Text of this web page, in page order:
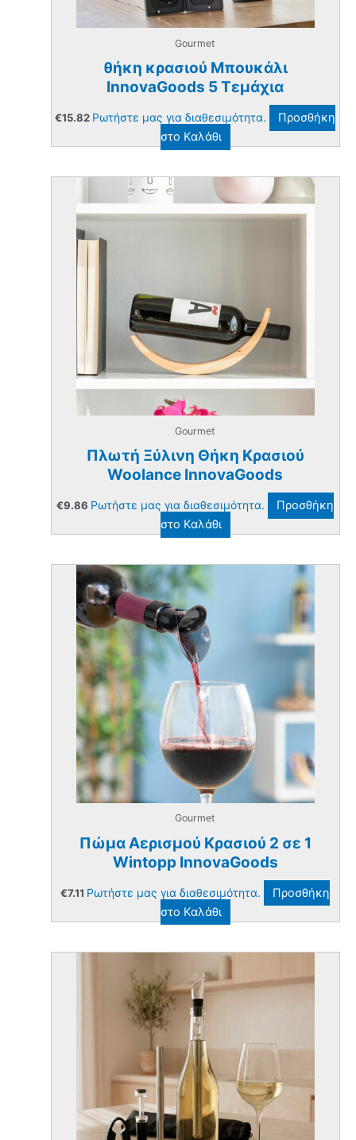
Gourmet
θήκη κρασιού Μπουκάλι
InnovaGoods 5 Τεμάχια
€15.82 Ρωτήστε μας για διαθεσιμότητα.
Προσθήκη
στο Καλάθι
Gourmet
Πλωτή Ξύλινη Θήκη Κρασιού
Woolance InnovaGoods
€9.86 Ρωτήστε μας για διαθεσιμότητα.
Προσθήκη
στο Καλάθι
Gourmet
Πώμα Αερισμού Κρασιού 2 σε 1
Wintopp InnovaGoods
€7.11 Ρωτήστε μας για διαθεσιμότητα.
Προσθήκη
στο Καλάθι